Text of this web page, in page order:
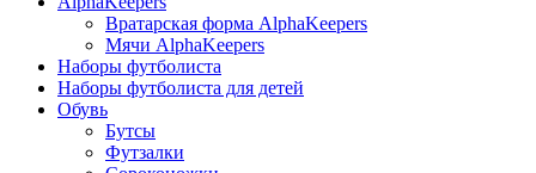
Вратарская форма AlphaKeepers
Мячи AlphaKeepers
Наборы футболиста
Наборы футболиста для детей
Обувь
Бутсы
Футзалки